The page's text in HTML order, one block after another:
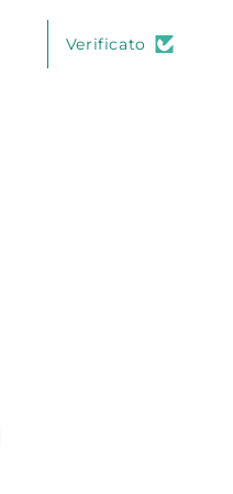
Verificato